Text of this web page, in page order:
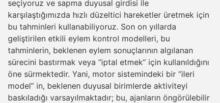
seçiyoruz ve sapma duyusal girdisi ile
karşılaştığımızda hızlı düzeltici hareketler üretmek için
bu tahminleri kullanabiliyoruz. Son on yıllarda
geliştirilen etkili eylem kontrol modelleri, bu
tahminlerin, beklenen eylem sonuçlarının algılanan
sürecini bastırmak veya “iptal etmek” için kullanıldığını
öne sürmektedir. Yani, motor sistemindeki bir “ileri
model” in, beklenen duyusal birimlerde aktiviteyi
baskıladığı varsayılmaktadır; bu, ajanların öngörülebilir